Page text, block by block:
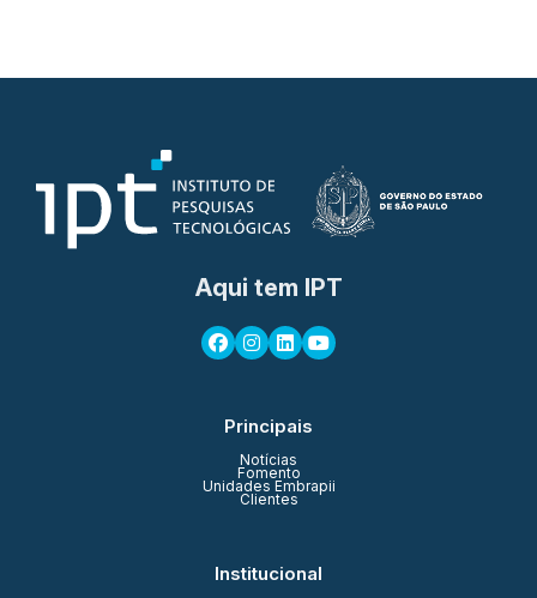
Aqui tem IPT
Principais
Notícias
Fomento
Unidades Embrapii
Clientes
Institucional